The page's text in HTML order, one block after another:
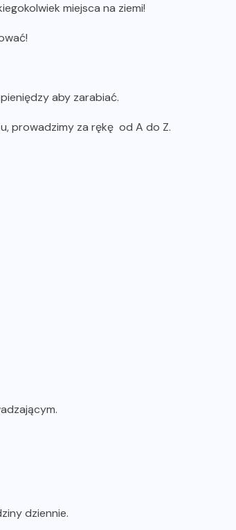
miejsca na ziemi!
aby zarabiać.
prowadzimy za rękę od A do Z.
dziennie.